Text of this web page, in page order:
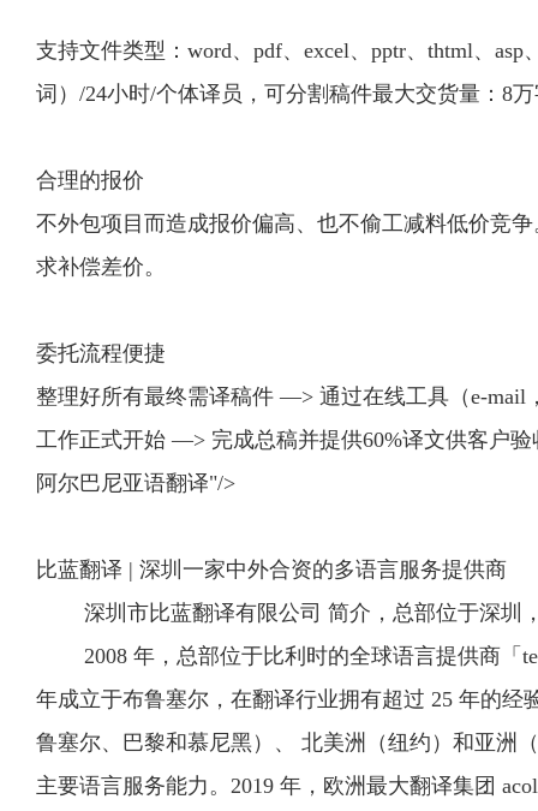
支持文件类型：word、pdf、excel、pptr、thtml、
词）/24小时/个体译员，可分割稿件最大交货量：8
合理的报价
不外包项目而造成报价偏高、也不偷工减料低价竞
求补偿差价。
委托流程便捷
整理好所有最终需译稿件 —> 通过在线工具（e-mail
工作正式开始 —> 完成总稿并提供60%译文供客户
阿尔巴尼亚语翻译"/>
比蓝翻译 | 深圳一家中外合资的多语言服务提供商
深圳市比蓝翻译有限公司 简介，总部位于深圳，
2008 年，总部位于比利时的全球语言提供商「
年成立于布鲁塞尔，在翻译行业拥有超过 25 年的
鲁塞尔、巴黎和慕尼黑）、 北美洲（纽约）和亚洲
主要语言服务能力。2019 年，欧洲最大翻译集团